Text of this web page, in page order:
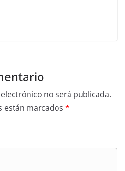
no será publicada.
están marcados *